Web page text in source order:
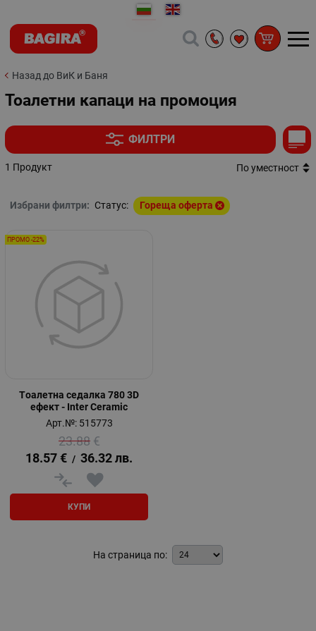
Назад до ВиК и Баня
Тоалетни капаци на промоция
ФИЛТРИ
1 Продукт По уместност
Избрани филтри: Статус: Гореща оферта
Tоалетна седалка 780 3D
ефект - Inter Ceramic
Арт.№: 515773
23.88 €
18.57 € / 36.32 лв.
КУПИ
ПРОМО -22%
На страница по: